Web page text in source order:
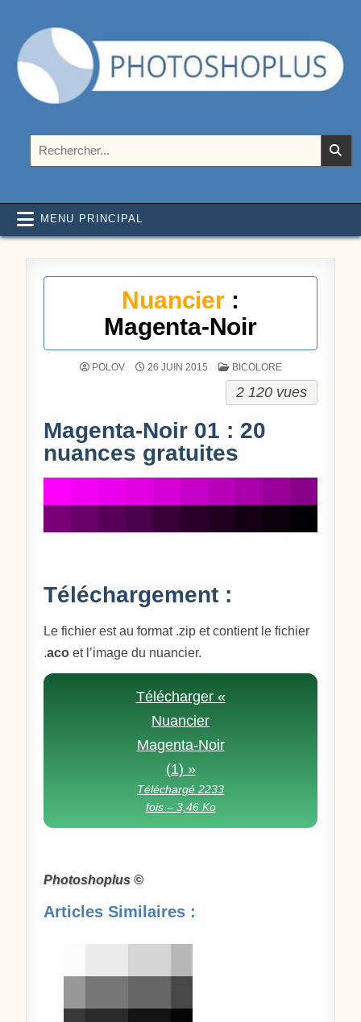
Photoshoplus
MENU PRINCIPAL
Nuancier:
Magenta-Noir
POLOV 26 JUIN 2015 POSTÉ DANS
BICOLORE
2 120 vues
Magenta-Noir 01 : 20
nuances gratuites
Téléchargement :
Le fichier est au format .zip et contient le fichier
.aco et l’image du nuancier.
Télécharger «
Nuancier
Magenta-Noir
(1) »
Téléchargé 2233
fois – 3,46 Ko
Photoshoplus ©
Articles Similaires :